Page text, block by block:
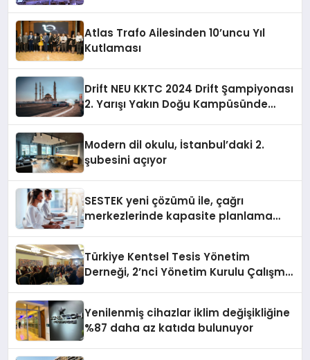
Atlas Trafo Ailesinden 10’uncu Yıl
Kutlaması
Drift NEU KKTC 2024 Drift Şampiyonası
2. Yarışı Yakın Doğu Kampüsünde
Modern dil okulu, İstanbul’daki 2.
şubesini açıyor
SESTEK yeni çözümü ile, çağrı
merkezlerinde kapasite planlama
Türkiye Kentsel Tesis Yönetim
Derneği, 2’nci Yönetim Kurulu Çalışma
Yenilenmiş cihazlar iklim değişikliğine
%87 daha az katıda bulunuyor